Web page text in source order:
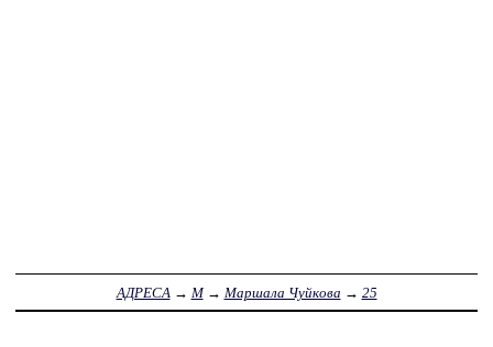
АДРЕСА → М→ Маршала Чуйкова → 25